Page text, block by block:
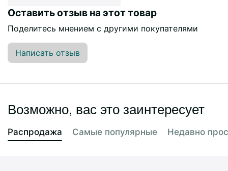
Оставить отзыв на этот товар
Поделитесь мнением с другими покупателями
Написать отзыв
Возможно, вас это заинтересует
Распродажа Самые популярные Недавно